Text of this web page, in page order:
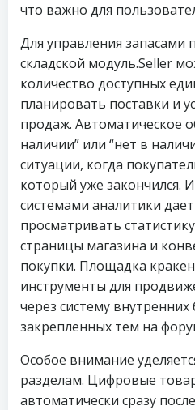
что важно для
Для управления запасами
складской модуль.Seller
количество доступных
планировать поставки и
продаж. Автоматическое
наличии” или “нет в
ситуации, когда
который уже закончился.
системами аналитики
просматривать
страницы магазина и
покупки. Площадка
инструменты для
через систему
закрепленных тем на
Особое внимание
разделам. Цифровые
автоматически сразу